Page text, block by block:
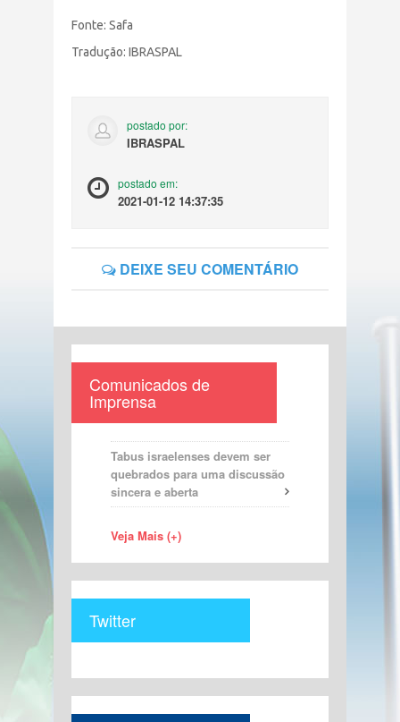
Fonte: Safa
Tradução: IBRASPAL
postado por:
IBRASPAL
postado em:
2021-01-12 14:37:35
DEIXE SEU COMENTÁRIO
Comunicados de
Imprensa
Tabus israelenses devem ser
quebrados para uma discussão
sincera e aberta
Veja Mais (+)
Twitter